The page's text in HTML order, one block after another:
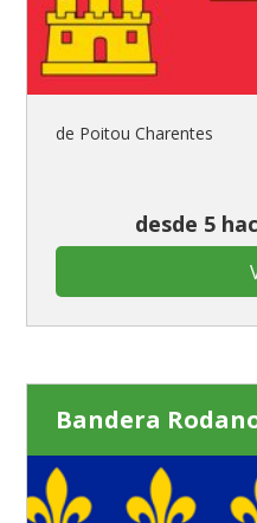
de Poitou Charentes
desde 5
Bandera